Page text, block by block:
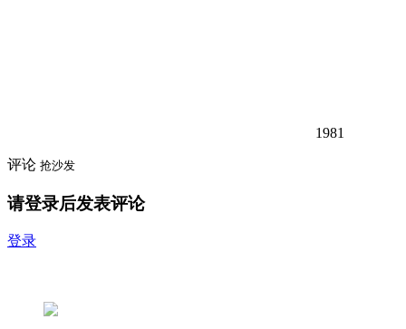
1981
评论 抢沙发
请登录后发表评论
登录